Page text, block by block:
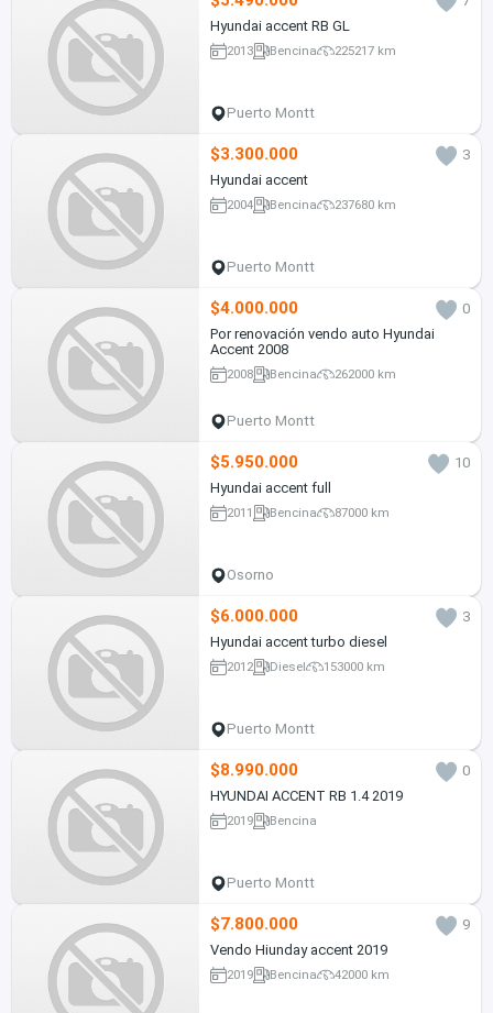
Hyundai accent RB GL
2013 Bencina 225217 km
Puerto Montt
$3.300.000
3
Hyundai accent
2004 Bencina 237680 km
Puerto Montt
$4.000.000
0
Por renovación vendo auto Hyundai
Accent 2008
2008 Bencina 262000 km
Puerto Montt
$5.950.000
10
Hyundai accent full
2011 Bencina 87000 km
Osorno
$6.000.000
3
Hyundai accent turbo diesel
2012 Diesel 153000 km
Puerto Montt
$8.990.000
0
HYUNDAI ACCENT RB 1.4 2019
2019 Bencina
Puerto Montt
$7.800.000
9
Vendo Hiunday accent 2019
2019 Bencina 42000 km